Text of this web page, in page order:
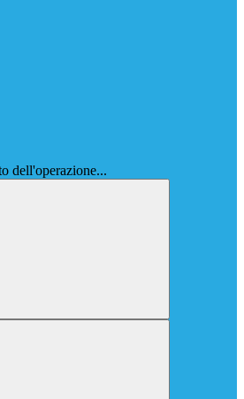
dell'operazione...